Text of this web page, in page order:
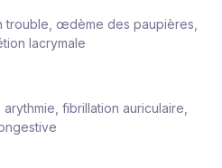
trouble, œdème des paupières,
lacrymale
fibrillation auriculaire,